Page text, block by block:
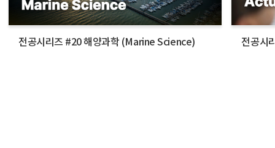
전공시리즈 #20 해양과학 ( Marine Science) 전공시